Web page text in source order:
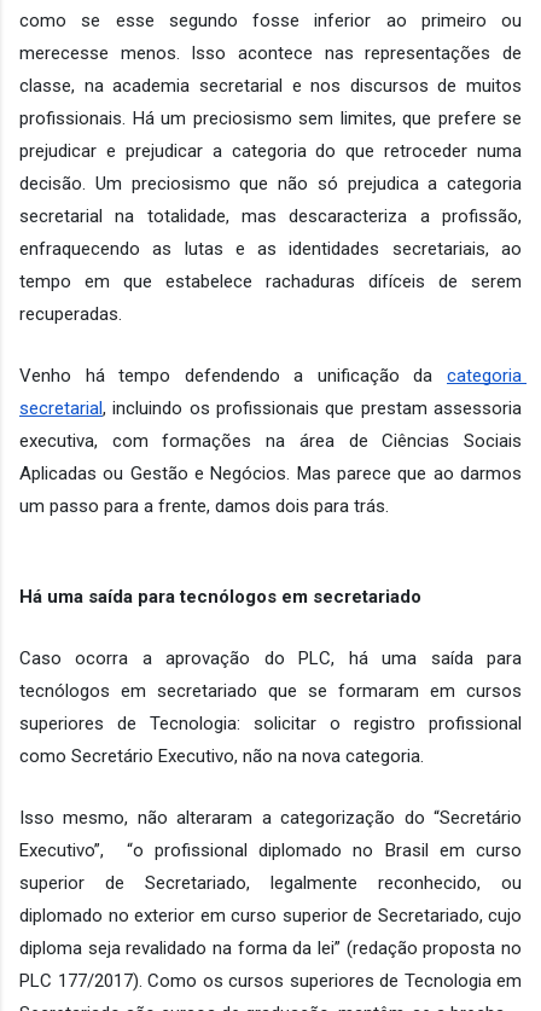
como se esse segundo fosse inferior ao primeiro ou
merecesse menos. Isso acontece nas representações de
classe, na academia secretarial e nos discursos de muitos
profissionais. Há um preciosismo sem limites, que prefere se
prejudicar e prejudicar a categoria do que retroceder numa
decisão. Um preciosismo que não só prejudica a categoria
secretarial na totalidade, mas descaracteriza a profissão,
enfraquecendo as lutas e as identidades secretariais, ao
tempo em que estabelece rachaduras difíceis de serem
recuperadas.
Venho há tempo defendendo a unificação da categoria
secretarial, incluindo os profissionais que prestam assessoria
executiva, com formações na área de Ciências Sociais
Aplicadas ou Gestão e Negócios. Mas parece que ao darmos
um passo para a frente, damos dois para trás.
Há uma saída para tecnólogos em secretariado
Caso ocorra a aprovação do PLC, há uma saída para
tecnólogos em secretariado que se formaram em cursos
superiores de Tecnologia: solicitar o registro profissional
como Secretário Executivo, não na nova categoria.
Isso mesmo, não alteraram a categorização do “Secretário
Executivo”,  “o profissional diplomado no Brasil em curso
superior de Secretariado, legalmente reconhecido, ou
diplomado no exterior em curso superior de Secretariado, cujo
diploma seja revalidado na forma da lei” (redação proposta no
PLC 177/2017). Como os cursos superiores de Tecnologia em